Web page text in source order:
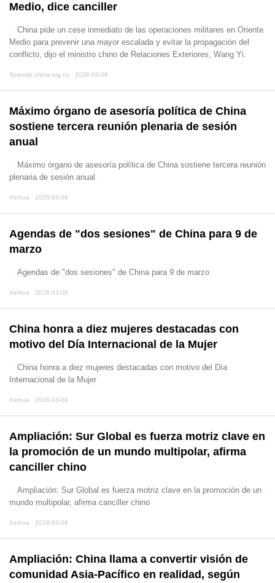
Medio, dice canciller
China pide un cese inmediato de las operaciones militares en Oriente
Medio para prevenir una mayor escalada y evitar la propagación del
conflicto, dijo el ministro chino de Relaciones Exteriores, Wang Yi.
Spanish.china.org.cn 2026-03-08
Máximo órgano de asesoría política de China
sostiene tercera reunión plenaria de sesión
anual
Máximo órgano de asesoría política de China sostiene tercera reunión
plenaria de sesión anual
Xinhua 2026-03-09
Agendas de "dos sesiones" de China para 9 de
marzo
Agendas de "dos sesiones" de China para 9 de marzo
Xinhua 2026-03-08
China honra a diez mujeres destacadas con
motivo del Día Internacional de la Mujer
China honra a diez mujeres destacadas con motivo del Día
Internacional de la Mujer
Xinhua 2026-03-08
Ampliación: Sur Global es fuerza motriz clave en
la promoción de un mundo multipolar, afirma
canciller chino
Ampliación: Sur Global es fuerza motriz clave en la promoción de un
mundo multipolar, afirma canciller chino
Xinhua 2026-03-08
Ampliación: China llama a convertir visión de
comunidad Asia-Pacífico en realidad, según